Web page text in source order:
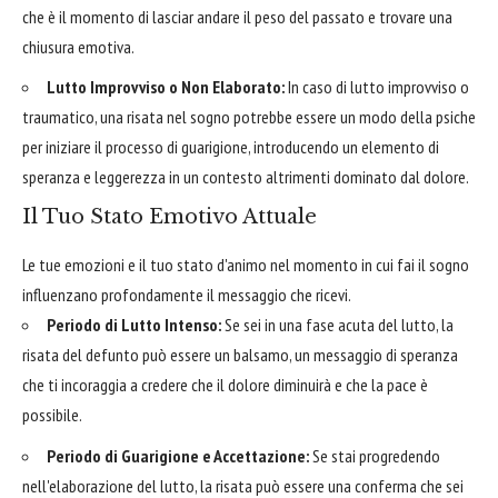
che è il momento di lasciar andare il peso del passato e trovare una
chiusura emotiva.
Lutto Improvviso o Non Elaborato:In caso di lutto improvviso o
traumatico, una risata nel sogno potrebbe essere un modo della psiche
per iniziare il processo di guarigione, introducendo un elemento di
speranza e leggerezza in un contesto altrimenti dominato dal dolore.
Il Tuo Stato Emotivo Attuale
Le tue emozioni e il tuo stato d'animo nel momento in cui fai il sogno
influenzano profondamente il messaggio che ricevi.
Periodo di Lutto Intenso:Se sei in una fase acuta del lutto, la
risata del defunto può essere un balsamo, un messaggio di speranza
che ti incoraggia a credere che il dolore diminuirà e che la pace è
possibile.
Periodo di Guarigione e Accettazione:Se stai progredendo
nell'elaborazione del lutto, la risata può essere una conferma che sei